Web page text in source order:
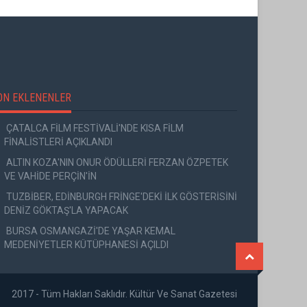
EKLENENLER
ÇATALCA FİLM FESTİVALİ'NDE KISA FİLM
FİNALİSTLERİ AÇIKLANDI
ALTIN KOZA'NIN ONUR ÖDÜLLERİ FERZAN ÖZPETEK
VE VAHİDE PERÇİN'İN
TUZBİBER, EDİNBURGH FRİNGE'DEKİ İLK GÖSTERİSİNİ
DENİZ GÖKTAŞ'LA YAPACAK
BURSA OSMANGAZİ'DE YAŞAR KEMAL
MEDENİYETLER KÜTÜPHANESİ AÇILDI
2017 - Tüm Hakları Saklıdır. Kültür Ve Sanat Gazetesi